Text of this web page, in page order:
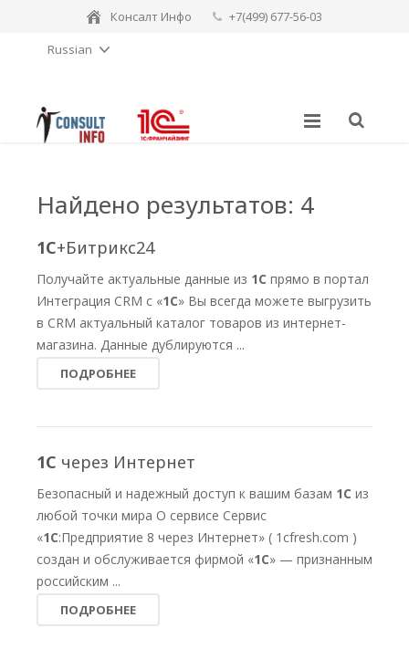
Консалт Инфо
+7(499) 677-56-03
Russian
Найдено результатов: 4
1С+Битрикс24
Получайте актуальные данные из 1С прямо в портал
Интеграция CRM с «1С» Вы всегда можете выгрузить
в CRM актуальный каталог товаров из интернет-
магазина. Данные дублируются ...
ПОДРОБНЕЕ
1С через Интернет
Безопасный и надежный доступ к вашим базам 1С из
любой точки мира О сервисе Сервис
«1С:Предприятие 8 через Интернет» ( 1cfresh.com )
создан и обслуживается фирмой «1С» — признанным
российским ...
ПОДРОБНЕЕ